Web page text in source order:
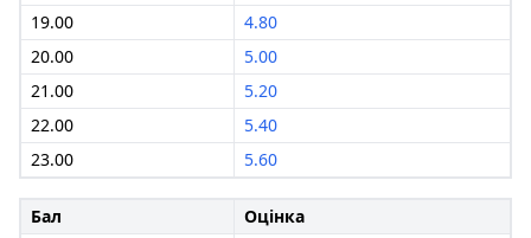
19.00
4.80
20.00
5.00
21.00
5.20
22.00
5.40
23.00
5.60
Бал
Оцінка